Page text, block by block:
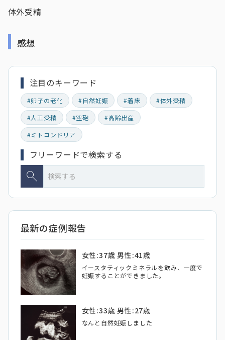
体外受精
感想
注目のキーワード
#卵子の老化 #自然妊娠 #着床
#体外受精
#人工受精
#空砲
#高齢出産
#ミトコンドリア
フリーワードで検索する
最新の症例報告
女性:37歳 男性:41歳
イースタティックミネラルを飲み、一度で
妊娠することができました。
女性:33歳 男性:27歳
なんと自然妊娠しました